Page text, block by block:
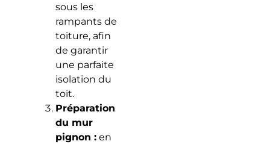
sous les
rampants de
toiture, afin
de garantir
une parfaite
isolation du
toit.
Préparation
du mur
pignon :en